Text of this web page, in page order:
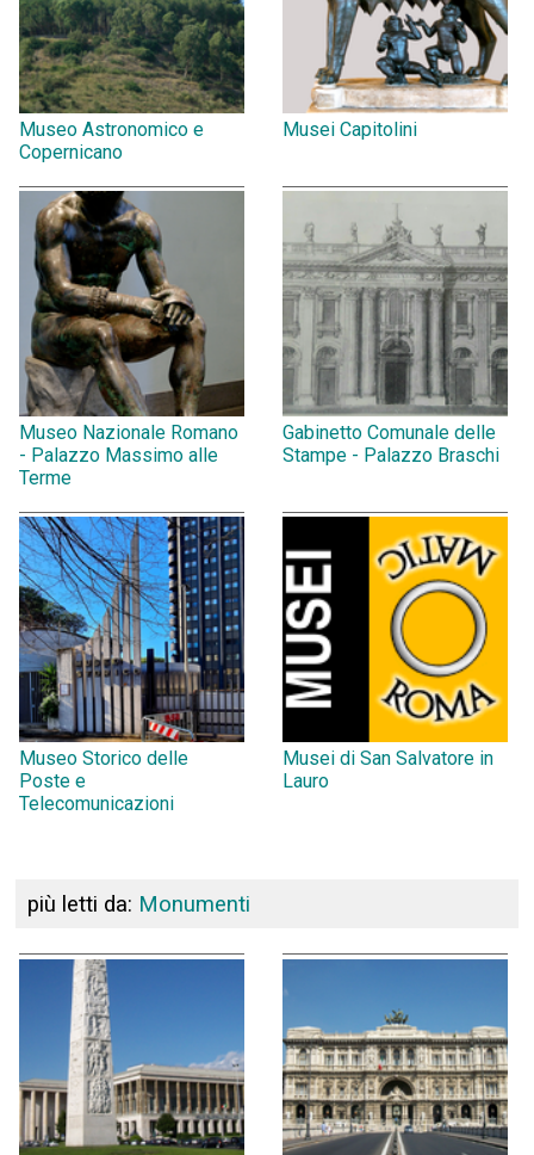
Museo Astronomico e
Copernicano
Musei Capitolini
Museo Nazionale Romano
- Palazzo Massimo alle
Terme
Gabinetto Comunale delle
Stampe - Palazzo Braschi
Museo Storico delle
Poste e
Telecomunicazioni
Musei di San Salvatore in
Lauro
più letti da: Monumenti